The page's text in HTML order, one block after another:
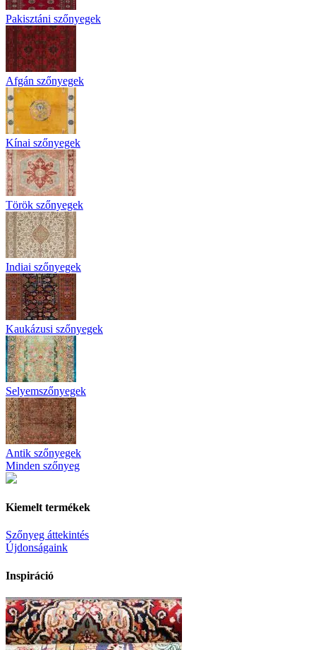
Pakisztáni szőnyegek
Afgán szőnyegek
Kínai szőnyegek
Török szőnyegek
Indiai szőnyegek
Kaukázusi szőnyegek
Selyemszőnyegek
Antik szőnyegek
Minden szőnyeg
Kiemelt termékek
Szőnyeg áttekintés
Újdonságaink
Inspiráció